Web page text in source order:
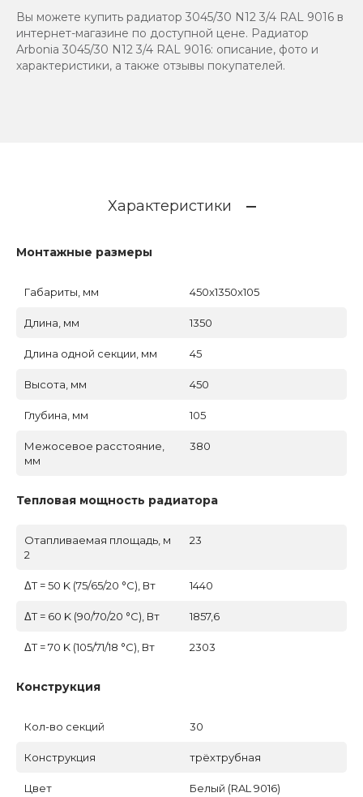
Вы можете купить радиатор 3045/30 N12 3/4 RAL 9016 в
интернет-магазине по доступной цене. Радиатор
Arbonia 3045/30 N12 3/4 RAL 9016: описание, фото и
характеристики, а также отзывы покупателей.
Характеристики
Монтажные размеры
Габариты, мм 450x1350x105
Длина, мм 1350
Длина одной секции, мм 45
Высота, мм 450
Глубина, мм 105
Межосевое расстояние,
мм
380
Тепловая мощность радиатора
Отапливаемая площадь, м
2
23
ΔT = 50 K (75/65/20 °C), Вт 1440
ΔT = 60 K (90/70/20 °C), Вт 1857,6
ΔT = 70 K (105/71/18 °C), Вт 2303
Конструкция
Кол-во секций 30
Конструкция трёхтрубная
Цвет Белый (RAL 9016)